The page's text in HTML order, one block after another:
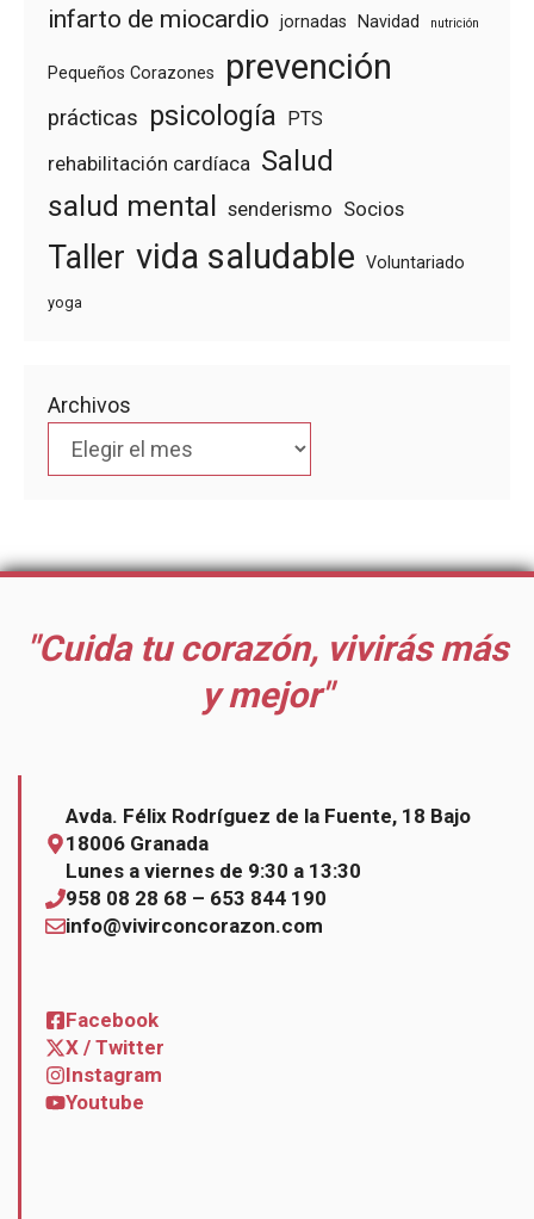
infarto de miocardio jornadas Navidad nutrición
Pequeños Corazones prevención
prácticas psicología PTS
rehabilitación cardíaca Salud
salud mental senderismo Socios
Taller vida saludable Voluntariado
yoga
Archivos
"Cuida tu corazón, vivirás más
y mejor"
Avda. Félix Rodríguez de la Fuente, 18 Bajo
18006 Granada
Lunes a viernes de 9:30 a 13:30
958 08 28 68 – 653 844 190
info@vivirconcorazon.com
Facebook
X / Twitter
Instagram
Youtube